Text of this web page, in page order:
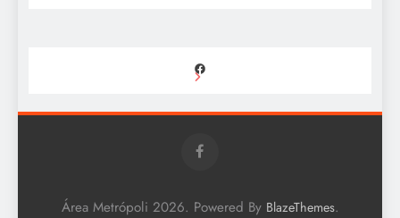
Área Metrópoli 2026. Powered By BlazeThemes.